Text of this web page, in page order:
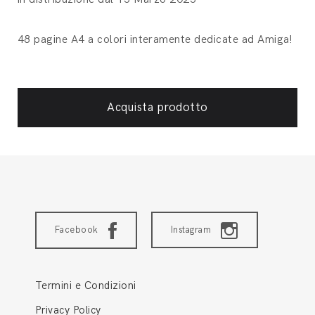
48 pagine A4 a colori interamente dedicate ad Amiga!
Acquista prodotto
Facebook Instagram
Termini e Condizioni
Privacy Policy